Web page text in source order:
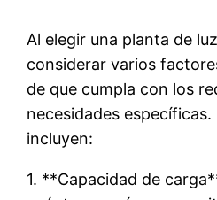
Al elegir una planta de
considerar varios
de que cumpla con los
necesidades
incluyen:
1. **Capacidad de